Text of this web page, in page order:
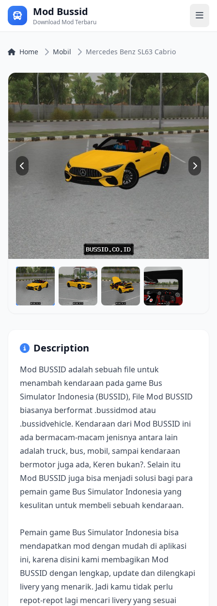
Mod Bussid
Download Mod Terbaru
Home Mobil Mercedes Benz SL63 Cabrio
Description
Mod BUSSID adalah sebuah file untuk
menambah kendaraan pada game Bus
Simulator Indonesia (BUSSID), File Mod BUSSID
biasanya berformat .bussidmod atau
.bussidvehicle. Kendaraan dari Mod BUSSID ini
ada bermacam-macam jenisnya antara lain
adalah truck, bus, mobil, sampai kendaraan
bermotor juga ada, Keren bukan?. Selain itu
Mod BUSSID juga bisa menjadi solusi bagi para
pemain game Bus Simulator Indonesia yang
kesulitan untuk membeli sebuah kendaraan.
Pemain game Bus Simulator Indonesia bisa
mendapatkan mod dengan mudah di aplikasi
ini, karena disini kami membagikan Mod
BUSSID dengan lengkap, update dan dilengkapi
livery yang menarik. Jadi kamu tidak perlu
repot-repot lagi mencari livery yang sesuai